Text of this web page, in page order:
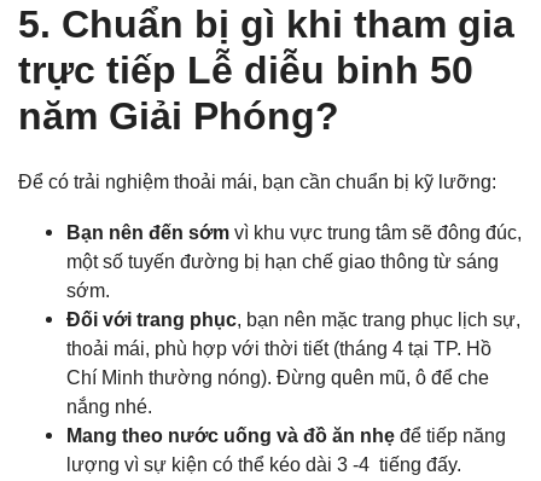
5. Chuẩn bị gì khi tham gia
trực tiếp Lễ diễu binh 50
năm Giải Phóng?
Để có trải nghiệm thoải mái, bạn cần chuẩn bị kỹ lưỡng:
Bạn nên đến sớm vì khu vực trung tâm sẽ đông đúc,
một số tuyến đường bị hạn chế giao thông từ sáng
sớm.
Đối với trang phục, bạn nên mặc trang phục lịch sự,
thoải mái, phù hợp với thời tiết (tháng 4 tại TP. Hồ
Chí Minh thường nóng). Đừng quên mũ, ô để che
nắng nhé.
Mang theo nước uống và đồ ăn nhẹ để tiếp năng
lượng vì sự kiện có thể kéo dài 3 -4 tiếng đấy.